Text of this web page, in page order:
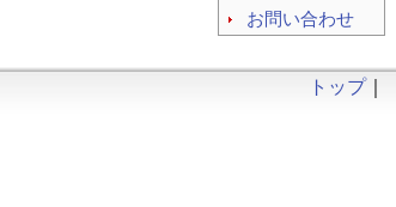
お問い合わせ
トップ｜